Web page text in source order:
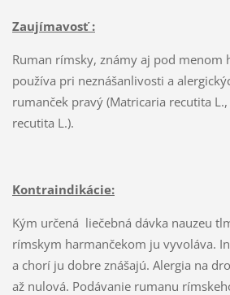
Zaujímavosť :
Ruman rímsky, známy aj pod menom
používa pri neznášanlivosti a
rumanček pravý (Matricaria recutita
recutita L.).
Kontraindikácie:
Kým určená liečebná dávka nauzeu
rímskym harmančekom ju vyvoláva.
a chorí ju dobre znášajú. Alergia na
až nulová. Podávanie rumanu